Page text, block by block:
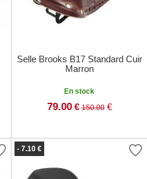
Selle Brooks B17 Standard Cuir
Marron
En stock
79.00 € 150.00€
- 7.10 €